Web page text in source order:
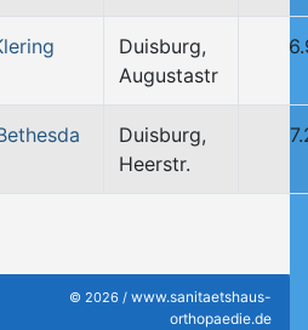
Duisburg,
Augustastr
Duisburg,
Heerstr.
© 2026 / www.sanitaetshaus-
orthopaedie.de